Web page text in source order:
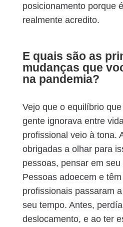
posicionamento porque
realmente acredito.
E quais são as
mudanças que
na pandemia?
Vejo que o equilíbrio
gente ignorava entre
profissional veio à tona.
obrigadas a olhar para
pessoas, pensar em seu
Pessoas adoecem e
profissionais passaram
seu tempo. Antes,
deslocamento, e ao ter